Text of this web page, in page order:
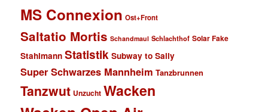
MS Connexion Ost+Front
Saltatio Mortis Schandmaul Schlachthof Solar Fake
Stahlmann Statistik Subway to Sally
Super Schwarzes Mannheim Tanzbrunnen
Tanzwut Unzucht Wacken